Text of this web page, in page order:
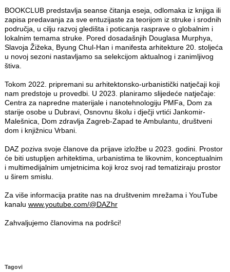
BOOKCLUB predstavlja seanse čitanja eseja, odlomaka iz knjiga ili
zapisa predavanja za sve entuzijaste za teorijom iz struke i srodnih
područja, u cilju razvoj gledišta i poticanja rasprave o globalnim i
lokalnim temama struke. Pored dosadašnjih Douglasa Murphya,
Slavoja Žižeka, Byung Chul-Han i manifesta arhitekture 20. stoljeća
u novoj sezoni nastavljamo sa selekcijom aktualnog i zanimljivog
štiva.
Tokom 2022. pripremani su arhitektonsko-urbanistički natječaji koji
nam predstoje u provedbi. U 2023. planiramo slijedeće natječaje:
Centra za napredne materijale i nanotehnologiju PMFa, Dom za
starije osobe u Dubravi, Osnovnu školu i dječji vrtići Jankomir-
Malešnica, Dom zdravlja Zagreb-Zapad te Ambulantu, društveni
dom i knjižnicu Vrbani.
DAZ poziva svoje članove da prijave izložbe u 2023. godini. Prostor
će biti ustupljen arhitektima, urbanistima te likovnim, konceptualnim
i multimedijalnim umjetnicima koji kroz svoj rad tematiziraju prostor
u širem smislu.
Za više informacija pratite nas na društvenim mrežama i YouTube
kanalu www.youtube.com/@DAZhr
Zahvaljujemo članovima na podršci!
Tagovi